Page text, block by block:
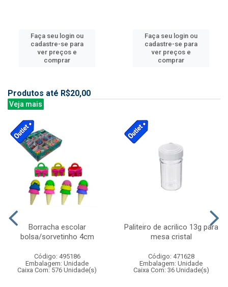
Faça seu login ou
cadastre-se para
ver preços e
comprar
Faça seu login ou
cadastre-se para
ver preços e
comprar
Produtos até R$20,00
Veja mais
Borracha escolar
bolsa/sorvetinho 4cm
Código: 495186
Embalagem: Unidade
Caixa Com: 576 Unidade(s)
Paliteiro de acrilico 13g para
mesa cristal
Código: 471628
Embalagem: Unidade
Caixa Com: 36 Unidade(s)